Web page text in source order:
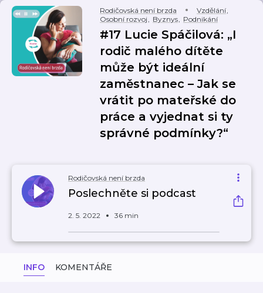
Rodičovská není brzda Vzdělání,
Osobní rozvoj, Byznys, Podnikání
#17 Lucie Spáčilová: „I
rodič malého dítěte
může být ideální
zaměstnanec – Jak se
vrátit po mateřské do
práce a vyjednat si ty
správné podmínky?“
Rodičovská není brzda
Poslechněte si podcast
2. 5. 2022 36 min
INFO KOMENTÁŘE